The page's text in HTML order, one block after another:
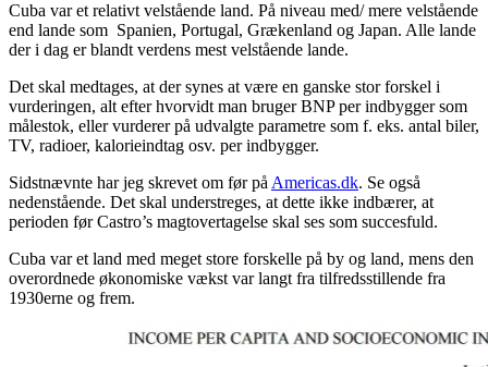
Cuba var et relativt velstående land. På niveau med/ mere velstående
end lande som Spanien, Portugal, Grækenland og Japan. Alle lande
der i dag er blandt verdens mest velstående lande.
Det skal medtages, at der synes at være en ganske stor forskel i
vurderingen, alt efter hvorvidt man bruger BNP per indbygger som
målestok, eller vurderer på udvalgte parametre som f. eks. antal biler,
TV, radioer, kalorieindtag osv. per indbygger.
Sidstnævnte har jeg skrevet om før påAmericas.dk. Se også
nedenstående. Det skal understreges, at dette ikke indbærer, at
perioden før Castro’s magtovertagelse skal ses som succesfuld.
Cuba var et land med meget store forskelle på by og land, mens den
overordnede økonomiske vækst var langt fra tilfredsstillende fra
1930erne og frem.